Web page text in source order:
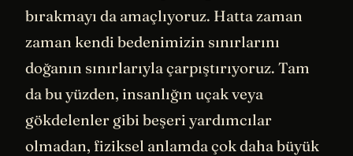
bırakmayı da amaçlıyoruz. Hatta zaman
zaman kendi bedenimizin sınırlarını
doğanın sınırlarıyla çarpıştırıyoruz. Tam
da bu yüzden, insanlığın uçak veya
gökdelenler gibi beşeri yardımcılar
olmadan, fiziksel anlamda çok daha büyük